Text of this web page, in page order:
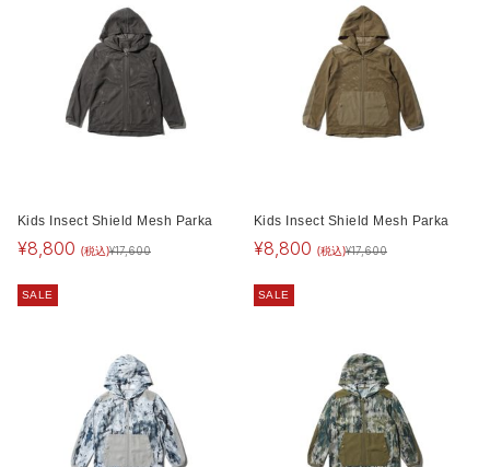
Kids Insect Shield Mesh Parka
¥8,800 (税込)¥17,600
Kids Insect Shield Mesh Parka
¥8,800 (税込)¥17,600
SALE SALE